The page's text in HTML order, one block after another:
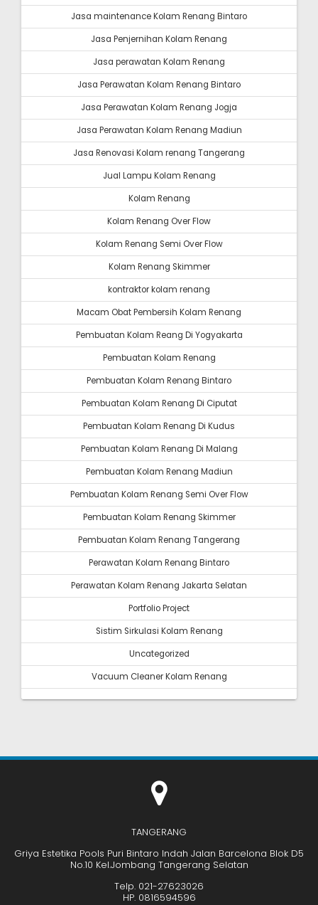
Jasa maintenance Kolam Renang Bintaro
Jasa Penjernihan Kolam Renang
Jasa perawatan Kolam Renang
Jasa Perawatan Kolam Renang Bintaro
Jasa Perawatan Kolam Renang Jogja
Jasa Perawatan Kolam Renang Madiun
Jasa Renovasi Kolam renang Tangerang
Jual Lampu Kolam Renang
Kolam Renang
Kolam Renang Over Flow
Kolam Renang Semi Over Flow
Kolam Renang Skimmer
kontraktor kolam renang
Macam Obat Pembersih Kolam Renang
Pembuatan Kolam Reang Di Yogyakarta
Pembuatan Kolam Renang
Pembuatan Kolam Renang Bintaro
Pembuatan Kolam Renang Di Ciputat
Pembuatan Kolam Renang Di Kudus
Pembuatan Kolam Renang Di Malang
Pembuatan Kolam Renang Madiun
Pembuatan Kolam Renang Semi Over Flow
Pembuatan Kolam Renang Skimmer
Pembuatan Kolam Renang Tangerang
Perawatan Kolam Renang Bintaro
Perawatan Kolam Renang Jakarta Selatan
Portfolio Project
Sistim Sirkulasi Kolam Renang
Uncategorized
Vacuum Cleaner Kolam Renang
TANGERANG
Griya Estetika Pools Puri Bintaro Indah Jalan Barcelona Blok D5
No.10 Kel.Jombang Tangerang Selatan
Telp. 021-27623026
HP. 0816594596